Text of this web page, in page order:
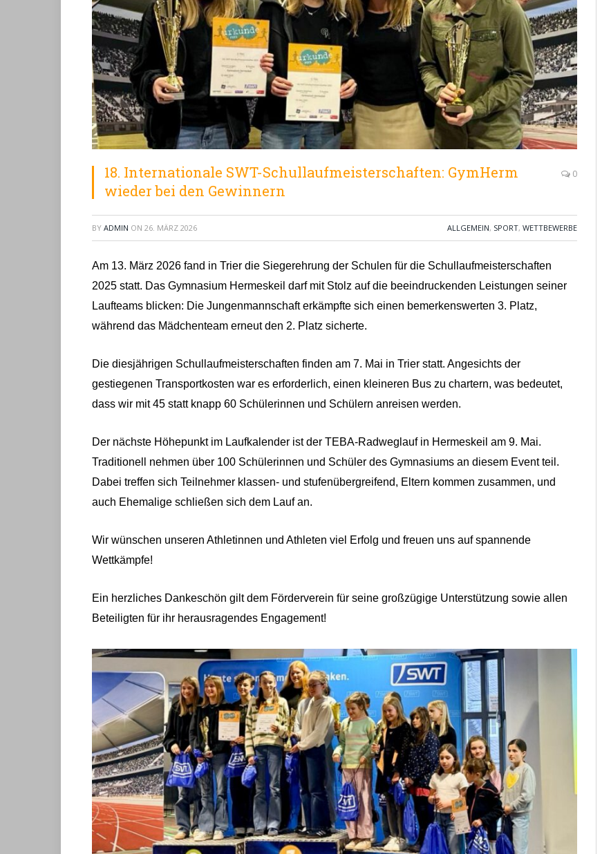
18. Internationale SWT-Schullaufmeisterschaften: GymHerm
wieder bei den Gewinnern
0
BY ADMIN ON 26. MÄRZ 2026 ALLGEMEIN, SPORT, WETTBEWERBE
Am 13. März 2026 fand in Trier die Siegerehrung der Schulen für die Schullaufmeisterschaften
2025 statt. Das Gymnasium Hermeskeil darf mit Stolz auf die beeindruckenden Leistungen seiner
Laufteams blicken: Die Jungenmannschaft erkämpfte sich einen bemerkenswerten 3. Platz,
während das Mädchenteam erneut den 2. Platz sicherte.
Die diesjährigen Schullaufmeisterschaften finden am 7. Mai in Trier statt. Angesichts der
gestiegenen Transportkosten war es erforderlich, einen kleineren Bus zu chartern, was bedeutet,
dass wir mit 45 statt knapp 60 Schülerinnen und Schülern anreisen werden.
Der nächste Höhepunkt im Laufkalender ist der TEBA-Radweglauf in Hermeskeil am 9. Mai.
Traditionell nehmen über 100 Schülerinnen und Schüler des Gymnasiums an diesem Event teil.
Dabei treffen sich Teilnehmer klassen- und stufenübergreifend, Eltern kommen zusammen, und
auch Ehemalige schließen sich dem Lauf an.
Wir wünschen unseren Athletinnen und Athleten viel Erfolg und freuen uns auf spannende
Wettkämpfe!
Ein herzliches Dankeschön gilt dem Förderverein für seine großzügige Unterstützung sowie allen
Beteiligten für ihr herausragendes Engagement!